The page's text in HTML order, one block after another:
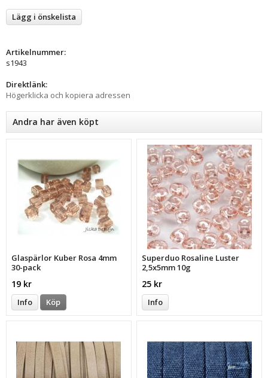
Lägg i önskelista
Artikelnummer:
s1943
Direktlänk:
Högerklicka och kopiera adressen
Andra har även köpt
Glaspärlor Kuber Rosa 4mm
30-pack
19 kr
Info Köp
Superduo Rosaline Luster
2,5x5mm 10g
25 kr
Info